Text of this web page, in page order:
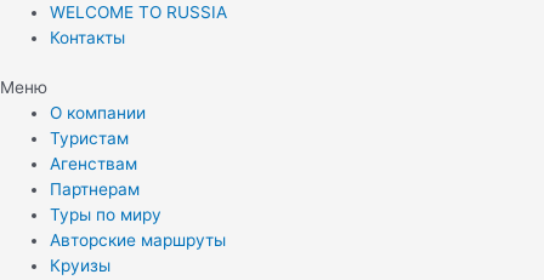
WELCOME TO RUSSIA
Контакты
Меню
О компании
Туристам
Агенствам
Партнерам
Туры по миру
Авторские маршруты
Круизы